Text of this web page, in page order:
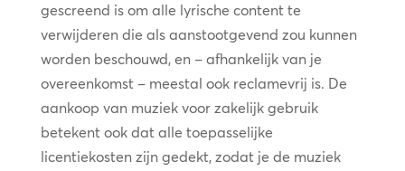
gescreend is om alle lyrische content te
verwijderen die als aanstootgevend zou kunnen
worden beschouwd, en – afhankelijk van je
overeenkomst – meestal ook reclamevrij is. De
aankoop van muziek voor zakelijk gebruik
betekent ook dat alle toepasselijke
licentiekosten zijn gedekt, zodat je de muziek